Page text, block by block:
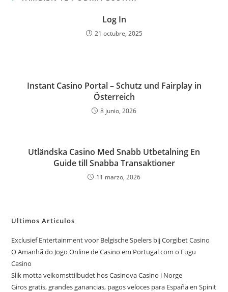
Log In
21 octubre, 2025
Instant Casino Portal – Schutz und Fairplay in
Österreich
8 junio, 2026
Utländska Casino Med Snabb Utbetalning En
Guide till Snabba Transaktioner
11 marzo, 2026
Ultimos Articulos
Exclusief Entertainment voor Belgische Spelers bij Corgibet Casino
O Amanhã do Jogo Online de Casino em Portugal com o Fugu
Casino
Slik motta velkomsttilbudet hos Casinova Casino i Norge
Giros gratis, grandes ganancias, pagos veloces para España en Spinit